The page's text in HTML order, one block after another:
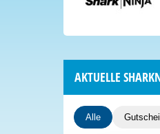
AKTUELLE
Alle